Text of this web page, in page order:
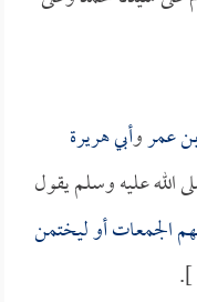
عمروأبي هريرة
الله عليه وسلم يقول
الجمعات أو ليختمن
)